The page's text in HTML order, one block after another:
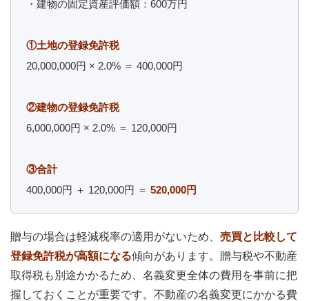
・建物の固定資産評価額：600万円
①土地の登録免許税
20,000,000円 × 2.0% ＝ 400,000円
②建物の登録免許税
6,000,000円 × 2.0% ＝ 120,000円
③合計
400,000円 ＋ 120,000円 ＝ 520,000円
贈与の場合は軽減税率の適用がないため、 売買と比較して
登録免許税が高額になる傾向があります。贈与税や不動産
取得税も別途かかるため、名義変更全体の費用を事前に把
握しておくことが重要です。不動産の名義変更にかかる費